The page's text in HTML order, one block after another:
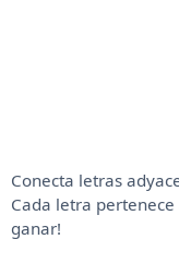
Conecta letras
Cada letra pertenece
ganar!